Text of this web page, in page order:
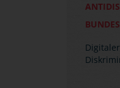
BUNDES